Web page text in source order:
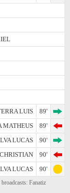
LUIS
89'
MATHEUS
89'
LUCAS
90'
CHRISTIAN
90'
LUCAS
90'
Fanatiz